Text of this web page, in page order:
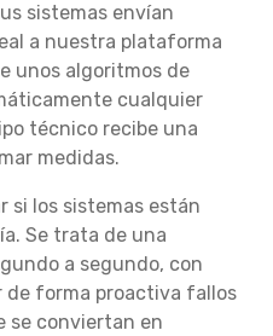
sistemas envían
a nuestra plataforma
unos algoritmos de
cualquier
técnico recibe una
medidas.
si los sistemas están
Se trata de una
a segundo, con
de forma proactiva fallos
se conviertan en